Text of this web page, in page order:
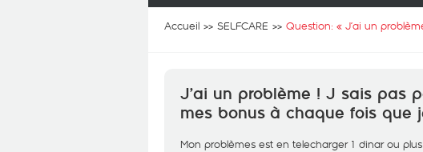
Accueil SELFCARE Question: « J’ai un
J’ai un problème ! J sais pas
mes bonus à chaque fois que
Mon problèmes est en telecharger 1 dinar ou